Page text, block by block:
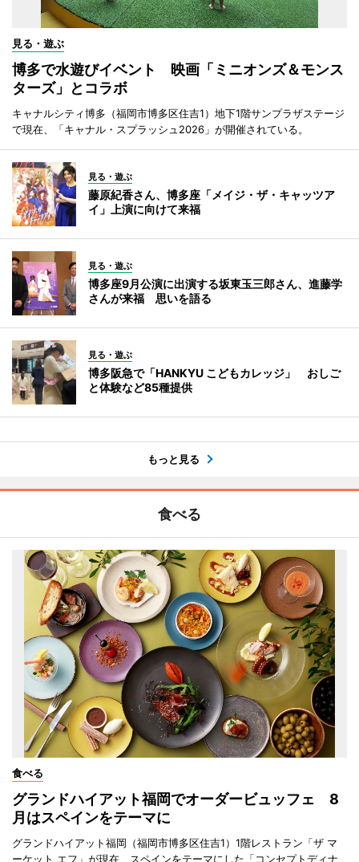
見る・遊ぶ
博多で水遊びイベント 映画「ミニオンズ＆モンス
ターズ」とコラボ
キャナルシティ博多（福岡市博多区住吉1）地下1階サンプラザステージ
で現在、「キャナル・スプラッシュ2026」が開催されている。
見る・遊ぶ
藤原紀香さん、博多座「メイジ・ザ・キャッツア
イ」上演に向けて来福
見る・遊ぶ
博多座9月公演に出演する坂東玉三郎さん、進藤学
さんが来福 思いを語る
見る・遊ぶ
博多阪急で「HANKYU こどもカレッジ」 おしご
と体験など85種提供
もっと見る
食べる
食べる
グランドハイアット福岡でオーダービュッフェ 8
月はスペインをテーマに
グランドハイアット福岡（福岡市博多区住吉1）1階レストラン「ザ マ
ーケット エフ」が現在、スペインをテーマにした「コンセプトディナ